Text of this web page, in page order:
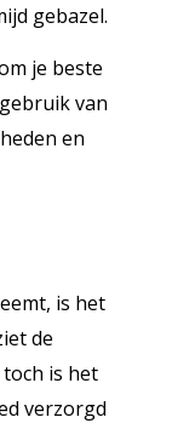
gebazel.
je beste
van
en
is het
de
is het
verzorgd